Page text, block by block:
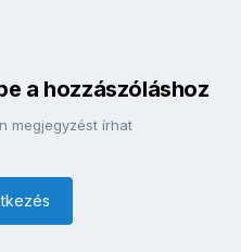
a hozzászóláshoz
megjegyzést írhat